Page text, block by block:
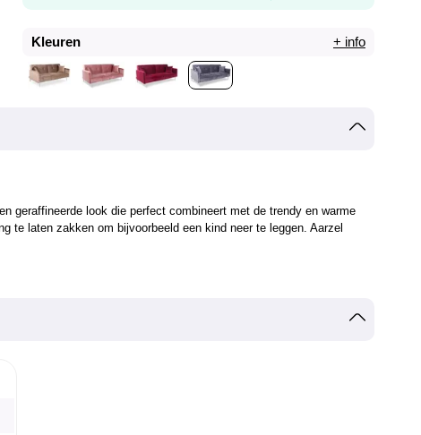
Kleuren + info
geraffineerde look die perfect combineert met de trendy en warme
te laten zakken om bijvoorbeeld een kind neer te leggen. Aarzel